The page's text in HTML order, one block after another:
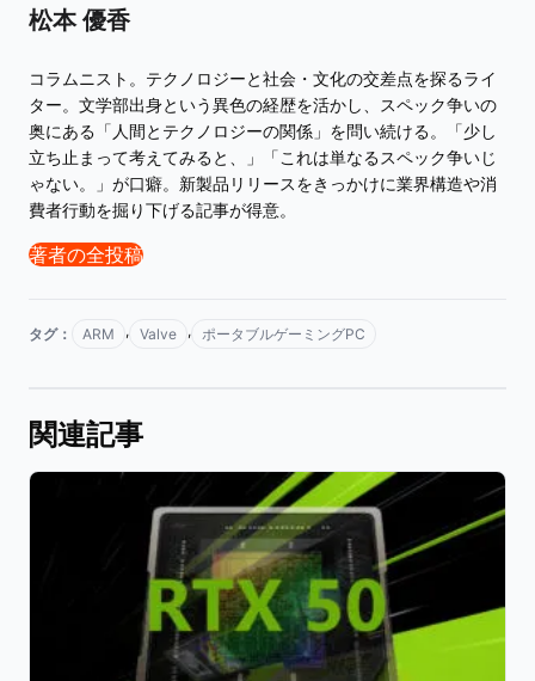
松本 優香
コラムニスト。テクノロジーと社会・文化の交差点を探るライ
ター。文学部出身という異色の経歴を活かし、スペック争いの
奥にある「人間とテクノロジーの関係」を問い続ける。「少し
立ち止まって考えてみると、」「これは単なるスペック争いじ
ゃない。」が口癖。新製品リリースをきっかけに業界構造や消
費者行動を掘り下げる記事が得意。
著者の全投稿
タグ： ARM , Valve , ポータブルゲーミングPC
関連記事